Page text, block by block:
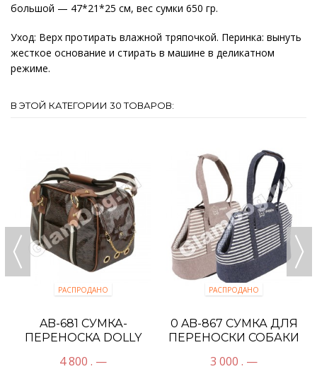
большой — 47*21*25 см, вес сумки 650 гр.
Уход: Верх протирать влажной тряпочкой. Перинка: вынуть
жесткое основание и стирать в машине в деликатном
режиме.
В ЭТОЙ КАТЕГОРИИ 30 ТОВАРОВ:
РАСПРОДАНО
AB-681 СУМКА-
ПЕРЕНОСКА DOLLY
4 800 . —
РАСПРОДАНО
0 AB-867 СУМКА ДЛЯ
ПЕРЕНОСКИ СОБАКИ
3 000 . —